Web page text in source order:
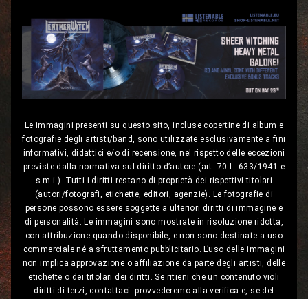
Le immagini presenti su questo sito, incluse copertine di album e
fotografie degli artisti/band, sono utilizzate esclusivamente a fini
informativi, didattici e/o di recensione, nel rispetto delle eccezioni
previste dalla normativa sul diritto d’autore (art. 70 L. 633/1941 e
s.m.i.). Tutti i diritti restano di proprietà dei rispettivi titolari
(autori/fotografi, etichette, editori, agenzie). Le fotografie di
persone possono essere soggette a ulteriori diritti di immagine e
di personalità. Le immagini sono mostrate in risoluzione ridotta,
con attribuzione quando disponibile, e non sono destinate a uso
commerciale né a sfruttamento pubblicitario. L’uso delle immagini
non implica approvazione o affiliazione da parte degli artisti, delle
etichette o dei titolari dei diritti. Se ritieni che un contenuto violi
diritti di terzi, contattaci: provvederemo alla verifica e, se del